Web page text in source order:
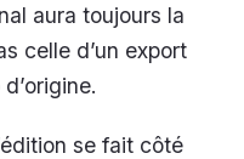
aura toujours la
celle d’un export
se fait côté